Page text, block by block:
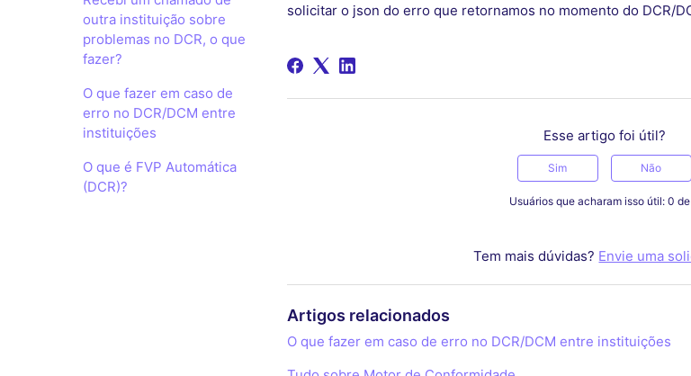
outra instituição sobre
problemas no DCR, o que
fazer?
O que fazer em caso de
erro no DCR/DCM entre
instituições
O que é FVP Automática
(DCR)?
solicitar o json do erro que retornamos no momento do DCR/
Esse artigo foi útil?
Sim Não
Usuários que acharam isso útil: 0
Tem mais dúvidas? Envie uma
Artigos relacionados
O que fazer em caso de erro no DCR/DCM entre instituições